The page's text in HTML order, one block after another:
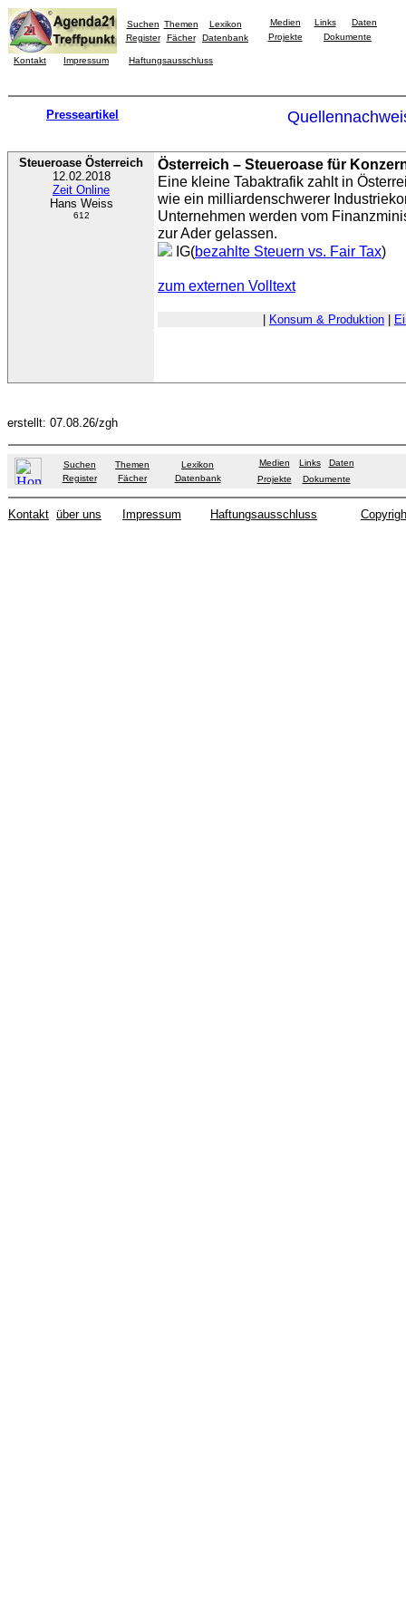
Suchen Themen
Lexikon
Register
Fächer Datenbank
Medien Links
Daten
Projekte
Dokumente
Kontakt Impressum Haftungsausschluss
Presseartikel
Steueroase Österreich
12.02.2018
Zeit Online
Hans Weiss
612
Österreich – Steueroase für
Eine kleine Tabaktrafik zahlt in
wie ein milliardenschwerer
Unternehmen werden vom
zur Ader gelassen.
IG(bezahlte Steuern vs. Fair Tax)
zum externen Volltext
Konsum & Produktion
erstellt: 07.08.26/zgh
Suchen Themen
Lexikon
Register
Fächer Datenbank
Medien Links
Daten
Projekte
Dokumente
Kontakt über uns Impressum Haftungsausschluss